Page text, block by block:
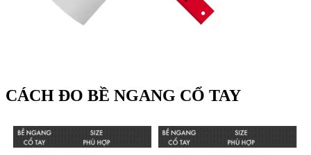
CÁCH ĐO BỀ NGANG CỔ TAY